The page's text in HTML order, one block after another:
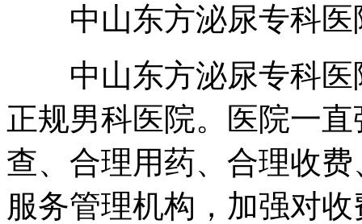
中山东方泌尿专科医
中山东方泌尿专科医
正规男科医院。医院一
查、合理用药、合理收
服务管理机构，加强对